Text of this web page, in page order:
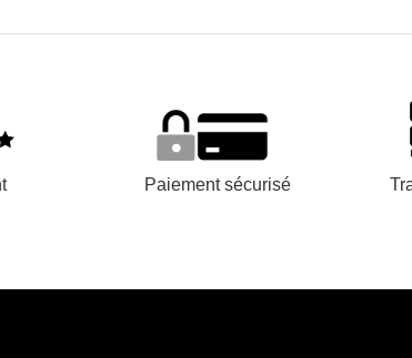
Paiement sécurisé